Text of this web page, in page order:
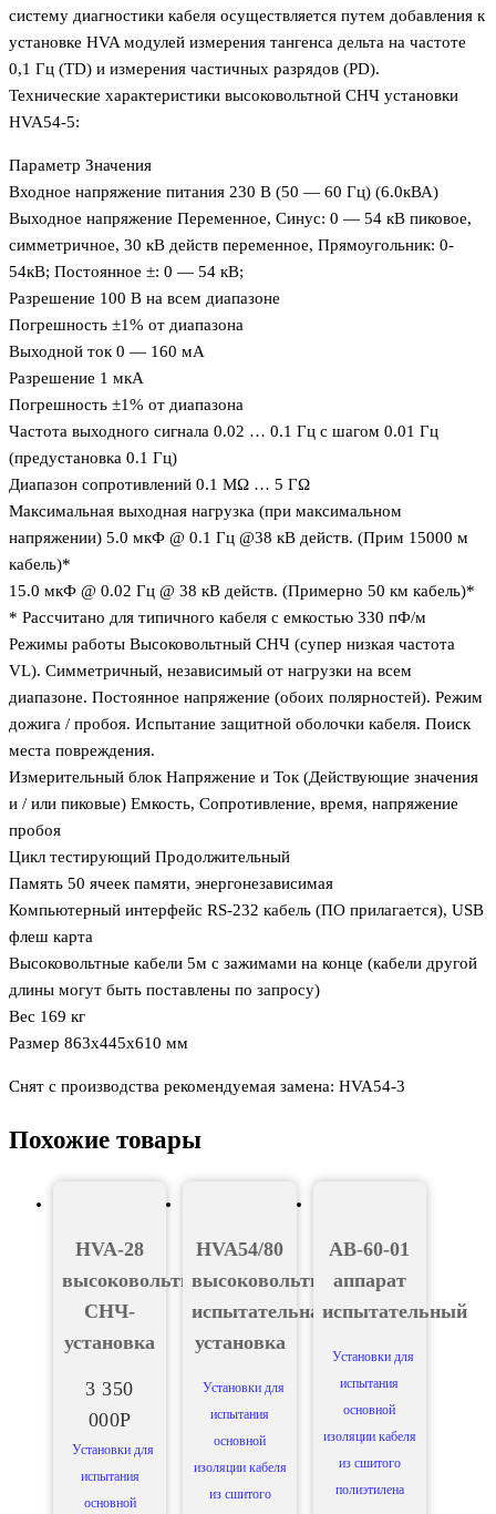
систему диагностики кабеля осуществляется путем добавления к
установке HVA модулей измерения тангенса дельта на частоте
0,1 Гц (TD) и измерения частичных разрядов (PD).
Технические характеристики высоковольтной СНЧ установки
HVA54-5:
Параметр Значения
Входное напряжение питания 230 В (50 — 60 Гц) (6.0кВА)
Выходное напряжение Переменное, Синус: 0 — 54 кВ пиковое,
симметричное, 30 кВ действ переменное, Прямоугольник: 0-
54кВ; Постоянное ±: 0 — 54 кВ;
Разрешение 100 В на всем диапазоне
Погрешность ±1% от диапазона
Выходной ток 0 — 160 мA
Разрешение 1 мкА
Погрешность ±1% от диапазона
Частота выходного сигнала 0.02 … 0.1 Гц с шагом 0.01 Гц
(предустановка 0.1 Гц)
Диапазон сопротивлений 0.1 MΩ … 5 ГΩ
Максимальная выходная нагрузка (при максимальном
напряжении) 5.0 мкФ @ 0.1 Гц @38 кВ действ. (Прим 15000 м
кабель)*
15.0 мкФ @ 0.02 Гц @ 38 кВ действ. (Примерно 50 км кабель)*
* Рассчитано для типичного кабеля с емкостью 330 пФ/м
Режимы работы Высоковольтный СНЧ (супер низкая частота
VL). Симметричный, независимый от нагрузки на всем
диапазоне. Постоянное напряжение (обоих полярностей). Режим
дожига / пробоя. Испытание защитной оболочки кабеля. Поиск
места повреждения.
Измерительный блок Напряжение и Ток (Действующие значения
и / или пиковые) Емкость, Сопротивление, время, напряжение
пробоя
Цикл тестирующий Продолжительный
Память 50 ячеек памяти, энергонезависимая
Компьютерный интерфейс RS-232 кабель (ПО прилагается), USB
флеш карта
Высоковольтные кабели 5м с зажимами на конце (кабели другой
длины могут быть поставлены по запросу)
Вес 169 кг
Размер 863x445x610 мм
Снят с производства рекомендуемая замена: HVA54-3
Похожие товары
HVA-28
высоковольтная
СНЧ-
установка
3 350
000Р
Установки для
испытания
основной
HVA54/80
высоковольтная
испытательная
установка
Установки для
испытания
основной
изоляции кабеля
из сшитого
АВ-60-01
аппарат
испытательный
Установки для
испытания
основной
изоляции кабеля
из сшитого
полиэтилена